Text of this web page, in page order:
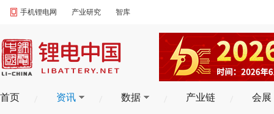
手机锂电网 产业研究 智库
首页 资讯 数据 产业链 会展